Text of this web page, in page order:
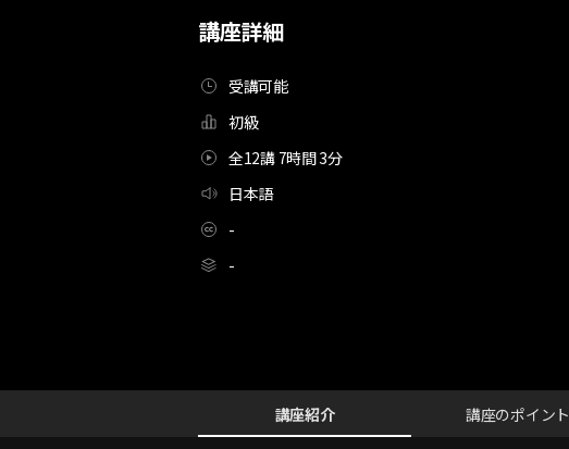
講座詳細
受講可能
初級
全12講 7時間 3分
日本語
-
-
[Course]写真家,幡野広志_하타노히로시Details
Configuration Information Shortcuts
講座紹介 講座のポイント